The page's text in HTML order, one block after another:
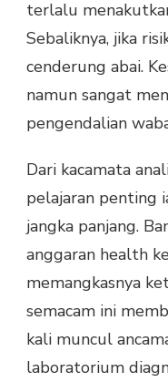
terlalu
Sebaliknya, jika
cenderung abai.
namun sangat
pengendalian
Dari kacamata
pelajaran penting
jangka panjang.
anggaran health
memangkasnya
semacam ini
kali muncul
laboratorium